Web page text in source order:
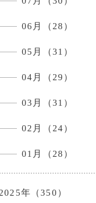
06月（28）
05月（31）
04月（29）
03月（31）
02月（24）
01月（28）
2025年（350）